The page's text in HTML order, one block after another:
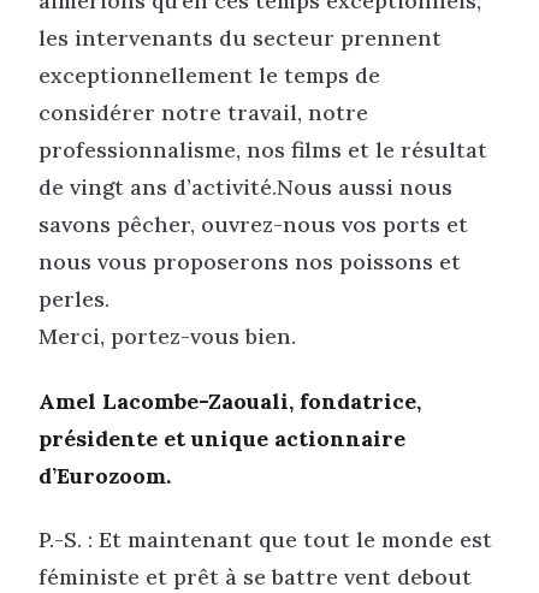
les intervenants du secteur prennent
exceptionnellement le temps de
considérer notre travail, notre
professionnalisme, nos films et le résultat
de vingt ans d’activité.Nous aussi nous
savons pêcher, ouvrez-nous vos ports et
nous vous proposerons nos poissons et
perles.
Merci, portez-vous bien.
Amel Lacombe-Zaouali, fondatrice,
présidente et unique actionnaire
d’Eurozoom.
P.-S. : Et maintenant que tout le monde est
féministe et prêt à se battre vent debout